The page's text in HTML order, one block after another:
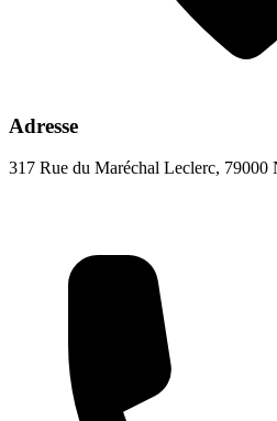
Adresse
317 Rue du Maréchal Leclerc, 79000